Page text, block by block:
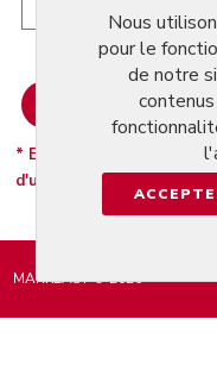
* En cliquant sur
d'utilisation.
Nous
pour le
de notre
MARKEASY © 2026